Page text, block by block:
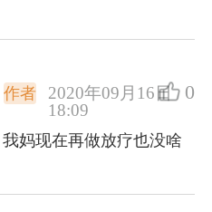
作者
2020年09月16日
18:09
0
我妈现在再做放疗也没啥